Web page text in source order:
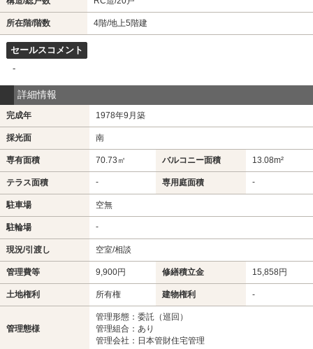
所在階/階数 4階/地上5階建
セールスコメント
-
詳細情報
完成年 1978年9月築
採光面 南
専有面積 70.73㎡ バルコニー面積 13.08m²
テラス面積 - 専用庭面積 -
駐車場 空無
駐輪場 -
現況/引渡し 空室/相談
管理費等 9,900円 修繕積立金 15,858円
土地権利 所有権 建物権利 -
管理態様
管理形態：委託（巡回）
管理組合：あり
管理会社：日本管財住宅管理